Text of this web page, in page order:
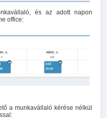
és az adott napon
office:
a munkavállaló kérése nélkül